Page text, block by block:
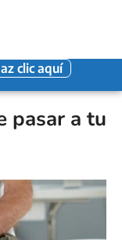
clic aquí
pasar a tu